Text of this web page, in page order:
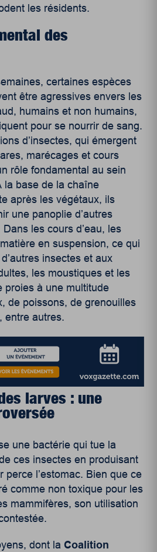
les résidents.
des
certaines espèces
être agressives envers les
humains et non humains,
pour se nourrir de sang.
d’insectes, qui émergent
marécages et cours
rôle fondamental au sein
la base de la chaîne
après les végétaux, ils
une panoplie d’autres
les cours d’eau, les
en suspension, ce qui
insectes et aux
les moustiques et les
proies à une multitude
de poissons, de grenouilles
entre autres.
larves : une
une bactérie qui tue la
ces insectes en produisant
perce l’estomac. Bien que ce
comme non toxique pour les
mammifères, son utilisation
dont la Coalition